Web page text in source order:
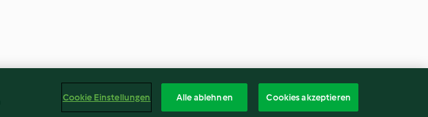
Cookie Einstellungen Alle ablehnen Cookies akzeptieren